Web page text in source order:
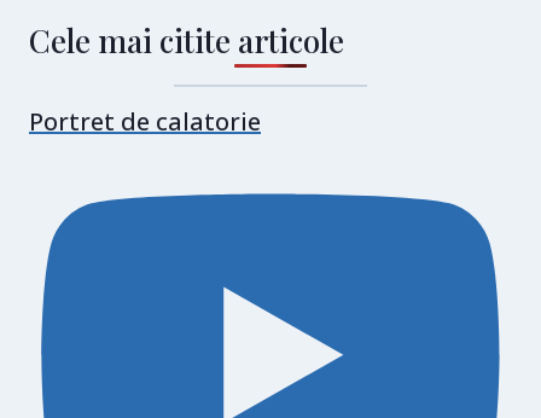
Cele mai citite articole
Portret de calatorie